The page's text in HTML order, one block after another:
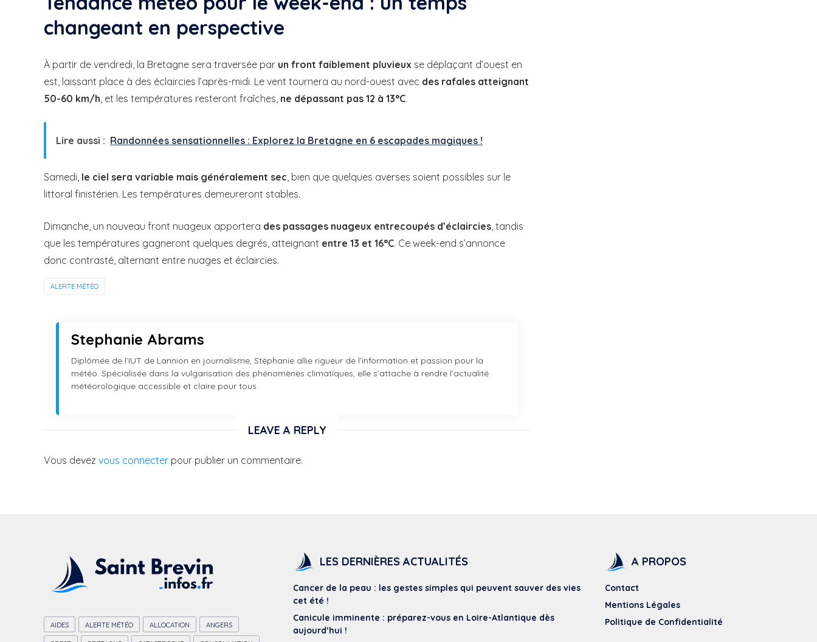
changeant en perspective
À partir de vendredi, la Bretagne sera traversée par un front faiblement pluvieux se déplaçant d’ouest en
est, laissant place à des éclaircies l’après-midi. Le vent tournera au nord-ouest avec des rafales atteignant
50-60 km/h, et les températures resteront fraîches, ne dépassant pas 12 à 13°C.
Lire aussi : Randonnées sensationnelles : Explorez la Bretagne en 6 escapades magiques !
Samedi, le ciel sera variable mais généralement sec, bien que quelques averses soient possibles sur le
littoral finistérien. Les températures demeureront stables.
Dimanche, un nouveau front nuageux apportera des passages nuageux entrecoupés d’éclaircies, tandis
que les températures gagneront quelques degrés, atteignant entre 13 et 16°C. Ce week-end s’annonce
donc contrasté, alternant entre nuages et éclaircies.
ALERTE MÉTÉO
Stephanie Abrams
Diplômée de l’IUT de Lannion en journalisme, Stéphanie allie rigueur de l’information et passion pour la
météo. Spécialisée dans la vulgarisation des phénomènes climatiques, elle s’attache à rendre l’actualité
météorologique accessible et claire pour tous.
LEAVE A REPLY
Vous devez vous connecter pour publier un commentaire.
AIDES ALERTE MÉTÉO ALLOCATION ANGERS
LES DERNIÈRES ACTUALITÉS
Cancer de la peau : les gestes simples qui peuvent sauver des vies
cet été !
Canicule imminente : préparez-vous en Loire-Atlantique dès
aujourd’hui !
A PROPOS
Contact
Mentions Légales
Politique de Confidentialité